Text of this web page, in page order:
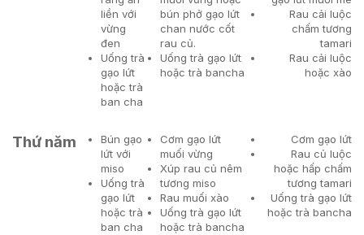
liền với
vừng
đen
Uống trà
gạo lứt
hoặc trà
ban cha
bún phở gạo lứt
chan nước cốt
rau củ.
Uống trà gạo lứt
hoặc trà bancha
Rau cải luộc
chấm tương
tamari
Rau cải luộc
hoặc xào
Thứ năm
Bún gạo
lứt với
miso
Uống trà
gạo lứt
hoặc trà
ban cha
Cơm gạo lứt
muối vừng
Xúp rau củ nêm
tương miso
Rau muối xào
Uống trà gạo lứt
hoặc trà bancha
Cơm gạo lứt
Rau củ luộc
hoặc hấp chấm
tương tamari
Uống trà gạo lứt
hoặc trà bancha